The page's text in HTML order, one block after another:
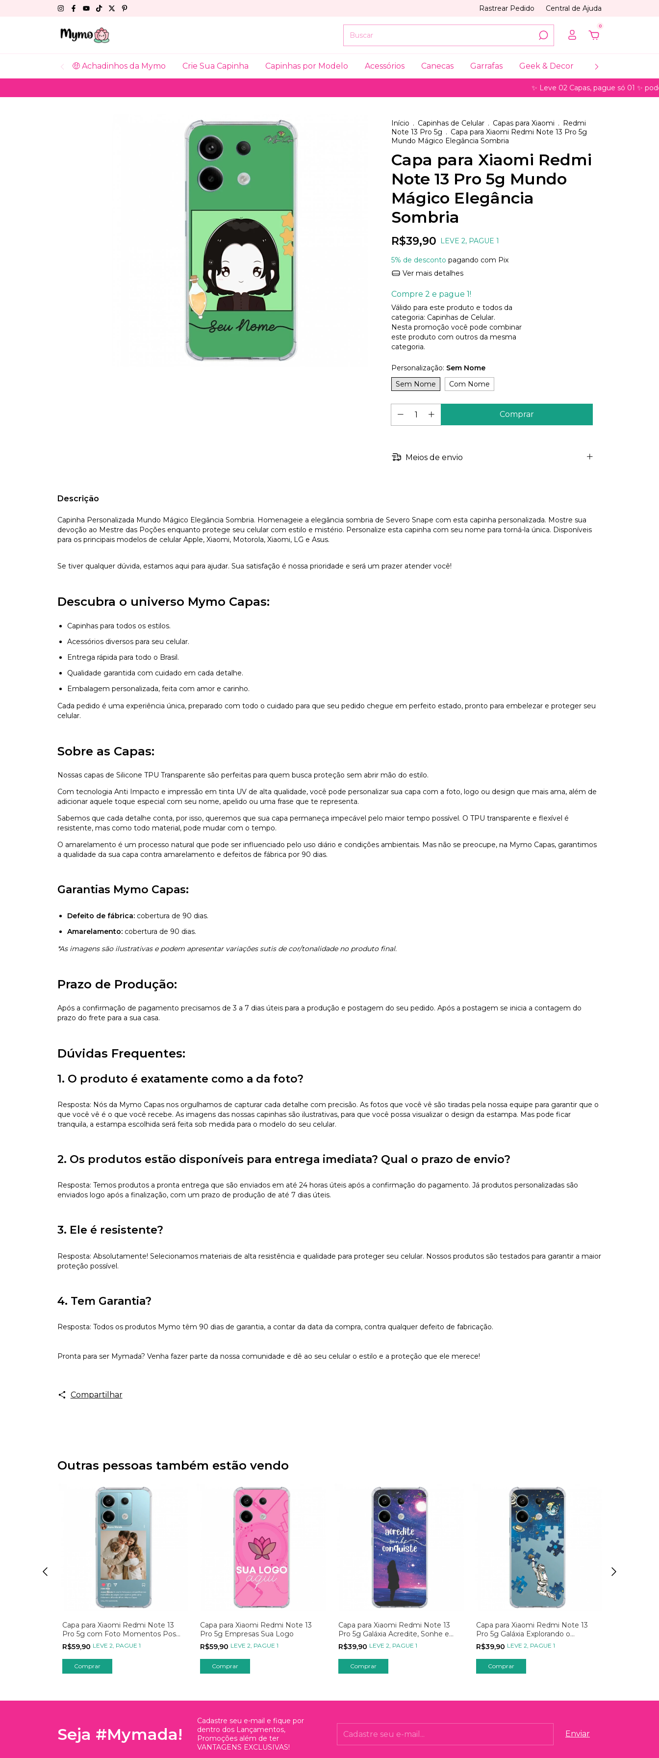
Rastrear Pedido Central de Ajuda
0
🤑 Achadinhos da Mymo Crie Sua Capinha Capinhas por Modelo Acessórios Canecas Garrafas Geek & Decor Coleções
✨ Leve 02 Capas, pague só 01 ✨ pode ser
Início . Capinhas de Celular . Capas para Xiaomi . Redmi
Note 13 Pro 5g . Capa para Xiaomi Redmi Note 13 Pro 5g
Mundo Mágico Elegância Sombria
Capa para Xiaomi Redmi
Note 13 Pro 5g Mundo
Mágico Elegância
Sombria
R$39,90 LEVE 2, PAGUE 1
5% de desconto pagando com Pix
Ver mais detalhes
Compre 2 e pague 1!
Válido para este produto e todos da
categoria: Capinhas de Celular.
Nesta promoção você pode combinar
este produto com outros da mesma
categoria.
Personalização: Sem Nome
Sem Nome
Com Nome
Meios de envio
Descrição
Capinha Personalizada Mundo Mágico Elegância Sombria. Homenageie a elegância sombria de Severo Snape com esta capinha personalizada. Mostre sua
devoção ao Mestre das Poções enquanto protege seu celular com estilo e mistério. Personalize esta capinha com seu nome para torná-la única. Disponíveis
para os principais modelos de celular Apple, Xiaomi, Motorola, Xiaomi, LG e Asus.
Se tiver qualquer dúvida, estamos aqui para ajudar. Sua satisfação é nossa prioridade e será um prazer atender você!
Descubra o universo Mymo Capas:
Capinhas para todos os estilos.
Acessórios diversos para seu celular.
Entrega rápida para todo o Brasil.
Qualidade garantida com cuidado em cada detalhe.
Embalagem personalizada, feita com amor e carinho.
Cada pedido é uma experiência única, preparado com todo o cuidado para que seu pedido chegue em perfeito estado, pronto para embelezar e proteger seu
celular.
Sobre as Capas:
Nossas capas de Silicone TPU Transparente são perfeitas para quem busca proteção sem abrir mão do estilo.
Com tecnologia Anti Impacto e impressão em tinta UV de alta qualidade, você pode personalizar sua capa com a foto, logo ou design que mais ama, além de
adicionar aquele toque especial com seu nome, apelido ou uma frase que te representa.
Sabemos que cada detalhe conta, por isso, queremos que sua capa permaneça impecável pelo maior tempo possível. O TPU transparente e flexível é
resistente, mas como todo material, pode mudar com o tempo.
O amarelamento é um processo natural que pode ser influenciado pelo uso diário e condições ambientais. Mas não se preocupe, na Mymo Capas, garantimos
a qualidade da sua capa contra amarelamento e defeitos de fábrica por 90 dias.
Garantias Mymo Capas:
Defeito de fábrica: cobertura de 90 dias.
Amarelamento: cobertura de 90 dias.
*As imagens são ilustrativas e podem apresentar variações sutis de cor/tonalidade no produto final.
Prazo de Produção:
Após a confirmação de pagamento precisamos de 3 a 7 dias úteis para a produção e postagem do seu pedido. Após a postagem se inicia a contagem do
prazo do frete para a sua casa.
Dúvidas Frequentes:
1. O produto é exatamente como a da foto?
Resposta: Nós da Mymo Capas nos orgulhamos de capturar cada detalhe com precisão. As fotos que você vê são tiradas pela nossa equipe para garantir que o
que você vê é o que você recebe. As imagens das nossas capinhas são ilustrativas, para que você possa visualizar o design da estampa. Mas pode ficar
tranquila, a estampa escolhida será feita sob medida para o modelo do seu celular.
2. Os produtos estão disponíveis para entrega imediata? Qual o prazo de envio?
Resposta: Temos produtos a pronta entrega que são enviados em até 24 horas úteis após a confirmação do pagamento. Já produtos personalizadas são
enviados logo após a finalização, com um prazo de produção de até 7 dias úteis.
3. Ele é resistente?
Resposta: Absolutamente! Selecionamos materiais de alta resistência e qualidade para proteger seu celular. Nossos produtos são testados para garantir a maior
proteção possível.
4. Tem Garantia?
Resposta: Todos os produtos Mymo têm 90 dias de garantia, a contar da data da compra, contra qualquer defeito de fabricação.
Pronta para ser Mymada? Venha fazer parte da nossa comunidade e dê ao seu celular o estilo e a proteção que ele merece!
Compartilhar
Outras pessoas também estão vendo
Capa para Xiaomi Redmi Note 13
Pro 5g com Foto Momentos Post
no Instagram
R$59,90 LEVE 2, PAGUE 1
Comprar
Capa para Xiaomi Redmi Note 13
Pro 5g Empresas Sua Logo
R$59,90 LEVE 2, PAGUE 1
Comprar
Capa para Xiaomi Redmi Note 13
Pro 5g Galáxia Acredite, Sonhe e
Conquiste
R$39,90 LEVE 2, PAGUE 1
Comprar
Capa para Xiaomi Redmi Note 13
Pro 5g Galáxia Explorando o
Universo Azul
R$39,90 LEVE 2, PAGUE 1
Comprar
Seja #Mymada!
Cadastre seu e-mail e fique por
dentro dos Lançamentos,
Promoções além de ter
VANTAGENS EXCLUSIVAS!